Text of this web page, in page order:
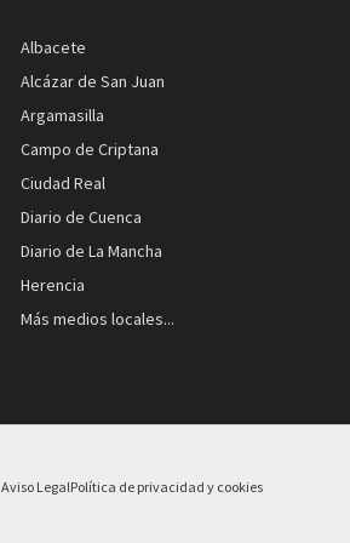
Albacete
Alcázar de San Juan
Argamasilla
Campo de Criptana
Ciudad Real
Diario de Cuenca
Diario de La Mancha
Herencia
Más medios locales...
Aviso LegalPolítica de privacidad y cookies